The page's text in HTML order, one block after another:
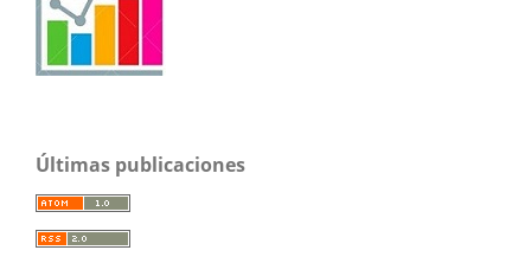
Últimas publicaciones